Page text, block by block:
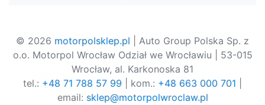
© 2026 motorpolsklep.pl | Auto Group Polska Sp. z
o.o. Motorpol Wrocław Odział we Wrocławiu | 53-015
Wrocław, al. Karkonoska 81
tel.: +48 71 788 57 99 | kom.: +48 663 000 701
email: sklep@motorpolwroclaw.pl